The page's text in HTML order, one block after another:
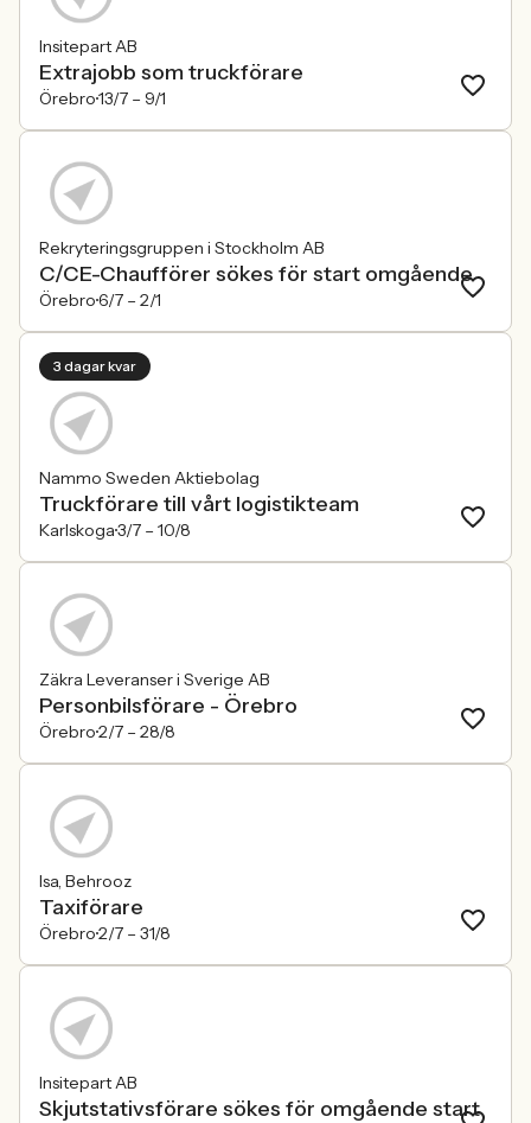
Insitepart AB
Extrajobb som truckförare
Örebro13/7 – 9/1
Rekryteringsgruppen i Stockholm AB
C/CE-Chaufförer sökes för start omgående
Örebro6/7 – 2/1
3 dagar kvar
Nammo Sweden Aktiebolag
Truckförare till vårt logistikteam
Karlskoga3/7 – 10/8
Zäkra Leveranser i Sverige AB
Personbilsförare - Örebro
Örebro2/7 – 28/8
Isa, Behrooz
Taxiförare
Örebro2/7 – 31/8
Insitepart AB
Skjutstativsförare sökes för omgående start